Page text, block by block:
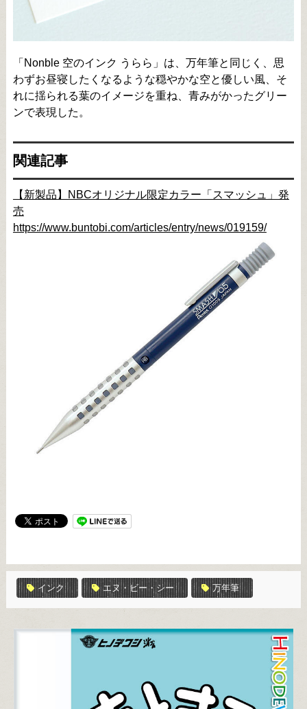
「Nonble 空のインク うらら」は、万年筆と同じく、思
わずお昼寝したくなるような穏やかな空と優しい風、そ
れに揺られる葉のイメージを重ね、青みがかったグリー
ンで表現した。
関連記事
【新製品】NBCオリジナル限定カラー「スマッシュ」発
売
https://www.buntobi.com/articles/entry/news/019159/
インク エヌ・ビー・シー 万年筆